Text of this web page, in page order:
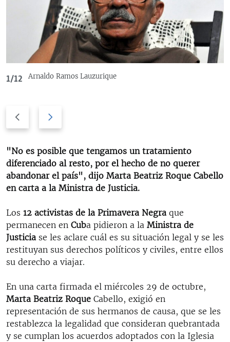
RADIO MARTÍ
ESPECIALES
ESPECIALES
LA REALIDAD DE LA VIVIENDA EN CUBA
SER VIEJO EN CUBA
LOS SANTOS DE HIALEAH
LA INVASIÓN DE RUSIA A UCRANIA
MULTIMEDIA
EDITORIALES
1/12 Arnaldo Ramos Lauzurique
Previous
slide
Next
slide
"No es posible que tengamos un tratamiento
diferenciado al resto, por el hecho de no querer
abandonar el país", dijo Marta Beatriz Roque Cabello
en carta a la Ministra de Justicia.
Los 12 activistas de la Primavera Negra que
permanecen en Cuba pidieron a la Ministra de
Justicia se les aclare cuál es su situación legal y se les
restituyan sus derechos políticos y civiles, entre ellos
su derecho a viajar.
En una carta firmada el miércoles 29 de octubre,
Marta Beatriz Roque Cabello, exigió en
representación de sus hermanos de causa, que se les
restablezca la legalidad que consideran quebrantada
y se cumplan los acuerdos adoptados con la Iglesia